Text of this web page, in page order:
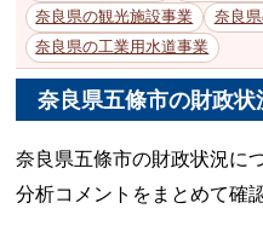
奈良県の観光施設事業
奈良
奈良県の工業用水道事業
奈良県五條市の財政状
奈良県五條市の財政状況に
分析コメントをまとめて確